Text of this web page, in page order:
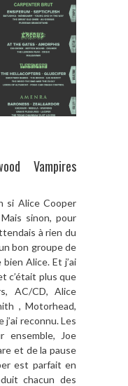
Vampires
si Alice Cooper
sinon, pour
à rien du
bon groupe de
Alice. Et j’ai
c’était plus que
AC/CD, Alice
, Motorhead,
reconnu. Les
ensemble, Joe
et de la pause
est parfait en
chacun des